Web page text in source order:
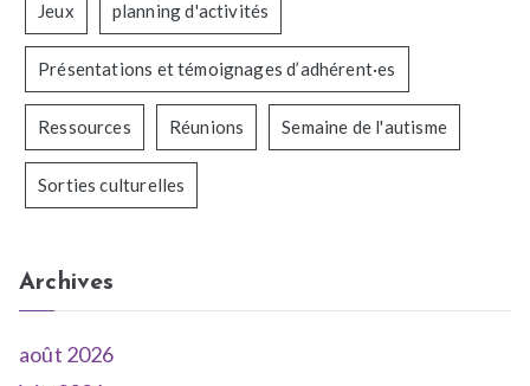
Jeux planning d'activités
Présentations et témoignages d’adhérent·es
Ressources Réunions Semaine de l'autisme
Sorties culturelles
Archives
août 2026